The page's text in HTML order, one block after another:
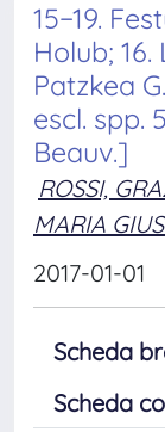
15−19.
Holub; 16.
Patzkea
escl. spp.
Beauv.]
ROSSI,
MARIA
2017-01-01
Scheda
Scheda